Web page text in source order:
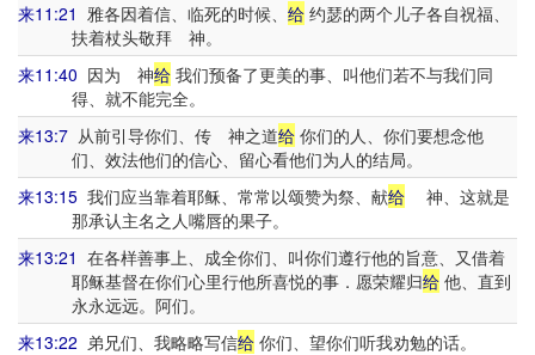
来11:21 雅各因着信、临死的时候、 给 约瑟的两个儿子各自祝福、
扶着杖头敬拜 神。
来11:40 因为 神给 我们预备了更美的事、叫他们若不与我们同
得、就不能完全。
来13:7 从前引导你们、传 神之道给 你们的人、你们要想念他
们、效法他们的信心、留心看他们为人的结局。
来13:15 我们应当靠着耶稣、常常以颂赞为祭、献给 神、这就是
那承认主名之人嘴唇的果子。
来13:21 在各样善事上、成全你们、叫你们遵行他的旨意、又借着
耶稣基督在你们心里行他所喜悦的事．愿荣耀归给他、直到
永永远远。阿们。
来13:22 弟兄们、我略略写信给 你们、望你们听我劝勉的话。